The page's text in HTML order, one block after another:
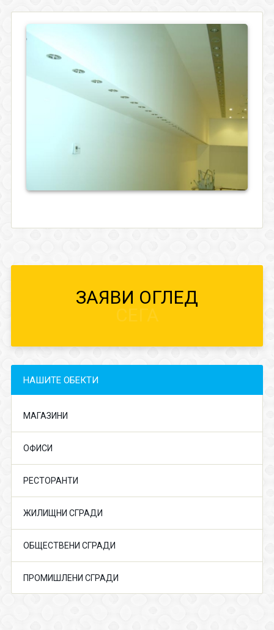
ЗАЯВИ ОГЛЕД
СЕГА
НАШИТЕ ОБЕКТИ
МАГАЗИНИ
ОФИСИ
РЕСТОРАНТИ
ЖИЛИЩНИ СГРАДИ
ОБЩЕСТВЕНИ СГРАДИ
ПРОМИШЛЕНИ СГРАДИ